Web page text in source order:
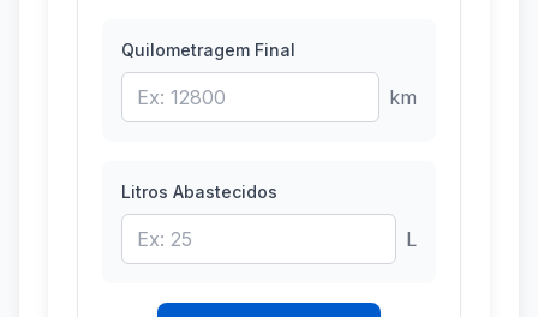
Quilometragem Final
km
Litros Abastecidos
L